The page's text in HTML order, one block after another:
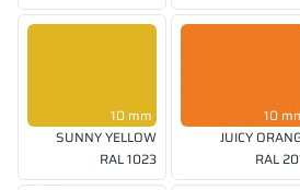
10 mm
SUNNY YELLOW
RAL 1023
10
JUICY
RAL